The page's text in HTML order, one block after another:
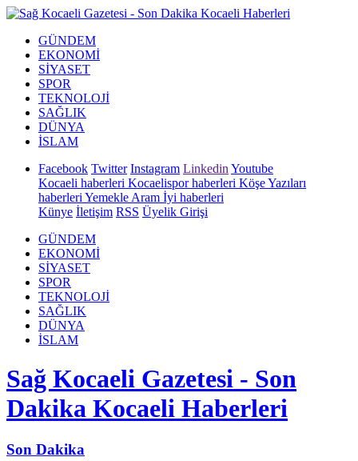
GÜNDEM
EKONOMİ
SİYASET
SPOR
TEKNOLOJİ
SAĞLIK
DÜNYA
İSLAM
Facebook Twitter Instagram Linkedin Youtube
Kocaeli haberleri Kocaelispor haberleri Köşe Yazıları
haberleri Yemekle Aram İyi haberleri
Künye İletişim RSS Üyelik Girişi
GÜNDEM
EKONOMİ
SİYASET
SPOR
TEKNOLOJİ
SAĞLIK
DÜNYA
İSLAM
Sağ Kocaeli Gazetesi - Son
Dakika Kocaeli Haberleri
Son Dakika